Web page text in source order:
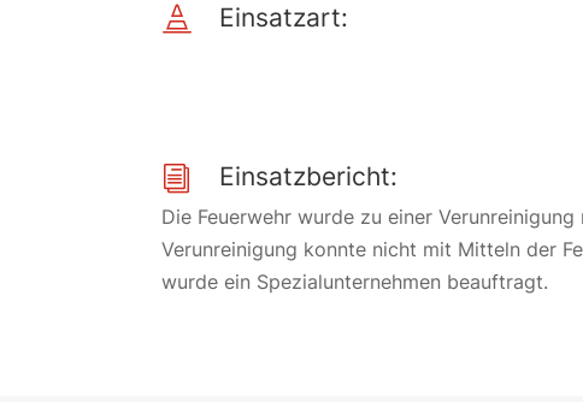
 Einsatzart:
i Einsatzbericht:
Die Feuerwehr wurde zu einer
Verunreinigung konnte nicht mit Mitteln der
wurde ein Spezialunternehmen beauftragt.